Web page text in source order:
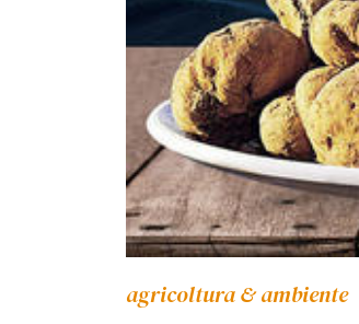
agricoltura & ambiente